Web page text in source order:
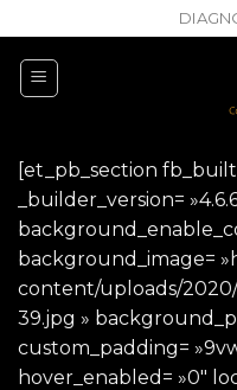
au
contenu
[et_pb_section
_builder_version=
background_image=
content/uploads/
39.jpg »
custom_padding=
hover_enabled= »0″